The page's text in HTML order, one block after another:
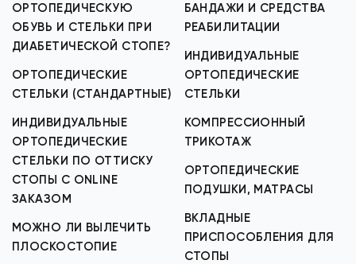
ОРТОПЕДИЧЕСКУЮ
ОБУВЬ И СТЕЛЬКИ ПРИ
ДИАБЕТИЧЕСКОЙ СТОПЕ?
ОРТОПЕДИЧЕСКИЕ
СТЕЛЬКИ (СТАНДАРТНЫЕ)
ИНДИВИДУАЛЬНЫЕ
ОРТОПЕДИЧЕСКИЕ
СТЕЛЬКИ ПО ОТТИСКУ
СТОПЫ С ONLINE
ЗАКАЗОМ
МОЖНО ЛИ ВЫЛЕЧИТЬ
ПЛОСКОСТОПИЕ
БАНДАЖИ И СРЕДСТВА
РЕАБИЛИТАЦИИ
ИНДИВИДУАЛЬНЫЕ
ОРТОПЕДИЧЕСКИЕ
СТЕЛЬКИ
КОМПРЕССИОННЫЙ
ТРИКОТАЖ
ОРТОПЕДИЧЕСКИЕ
ПОДУШКИ, МАТРАСЫ
ВКЛАДНЫЕ
ПРИСПОСОБЛЕНИЯ ДЛЯ
СТОПЫ